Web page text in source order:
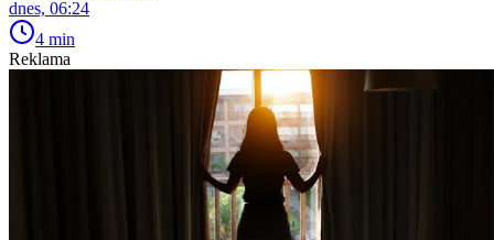
dnes, 06:24
4 min
Reklama